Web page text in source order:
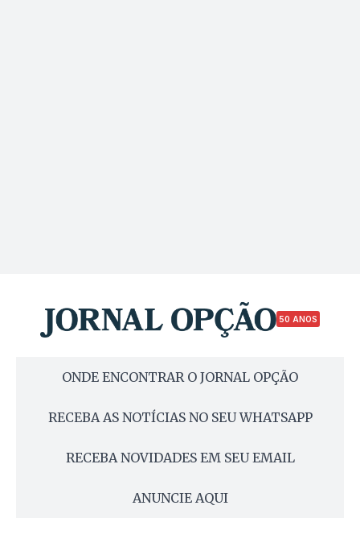
50 ANOS
ONDE ENCONTRAR O JORNAL OPÇÃO
RECEBA AS NOTÍCIAS NO SEU WHATSAPP
RECEBA NOVIDADES EM SEU EMAIL
ANUNCIE AQUI